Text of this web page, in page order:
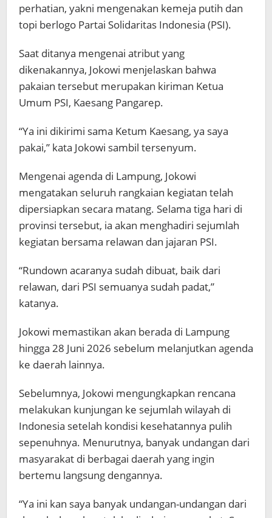
perhatian, yakni mengenakan kemeja putih dan
topi berlogo Partai Solidaritas Indonesia (PSI).
Saat ditanya mengenai atribut yang
dikenakannya, Jokowi menjelaskan bahwa
pakaian tersebut merupakan kiriman Ketua
Umum PSI, Kaesang Pangarep.
“Ya ini dikirimi sama Ketum Kaesang, ya saya
pakai,” kata Jokowi sambil tersenyum.
Mengenai agenda di Lampung, Jokowi
mengatakan seluruh rangkaian kegiatan telah
dipersiapkan secara matang. Selama tiga hari di
provinsi tersebut, ia akan menghadiri sejumlah
kegiatan bersama relawan dan jajaran PSI.
“Rundown acaranya sudah dibuat, baik dari
relawan, dari PSI semuanya sudah padat,”
katanya.
Jokowi memastikan akan berada di Lampung
hingga 28 Juni 2026 sebelum melanjutkan agenda
ke daerah lainnya.
Sebelumnya, Jokowi mengungkapkan rencana
melakukan kunjungan ke sejumlah wilayah di
Indonesia setelah kondisi kesehatannya pulih
sepenuhnya. Menurutnya, banyak undangan dari
masyarakat di berbagai daerah yang ingin
bertemu langsung dengannya.
“Ya ini kan saya banyak undangan-undangan dari